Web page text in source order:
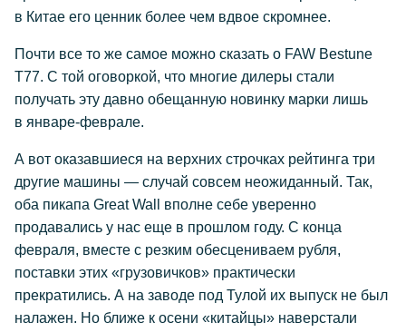
в Китае его ценник более чем вдвое скромнее.
Почти все то же самое можно сказать о FAW Bestune
T77. С той оговоркой, что многие дилеры стали
получать эту давно обещанную новинку марки лишь
в январе-феврале.
А вот оказавшиеся на верхних строчках рейтинга три
другие машины — случай совсем неожиданный. Так,
оба пикапа Great Wall вполне себе уверенно
продавались у нас еще в прошлом году. С конца
февраля, вместе с резким обесцениваем рубля,
поставки этих «грузовичков» практически
прекратились. А на заводе под Тулой их выпуск не был
налажен. Но ближе к осени «китайцы» наверстали